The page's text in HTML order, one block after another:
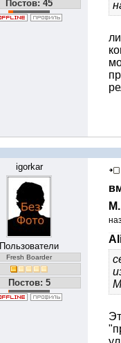
Постов: 45
igorkar
Пользователи
Fresh Boarder
Постов: 5